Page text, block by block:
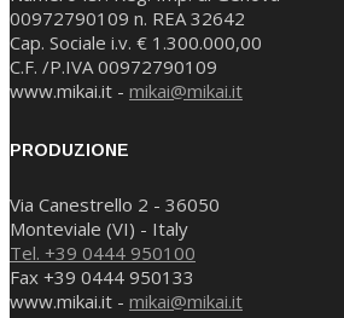
00972790109 n. REA 32642
Cap. Sociale i.v. € 1.300.000,00
C.F. /P.IVA 00972790109
www.mikai.it - mikai@mikai.it
PRODUZIONE
Via Canestrello 2 - 36050
Monteviale (VI) - Italy
Tel. +39 0444 950100
Fax +39 0444 950133
www.mikai.it - mikai@mikai.it